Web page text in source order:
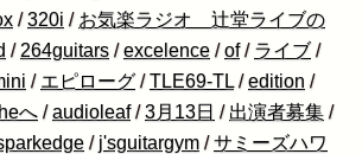
/320i / お気楽ラジオ 辻堂ライブの
/ 264guitars /excelence /of / ライブ /
/ エピローグ /TLE69-TL /edition /
へ /audioleaf /3月13日 / 出演者募集 /
/ j'sguitargym /サミーズハワ